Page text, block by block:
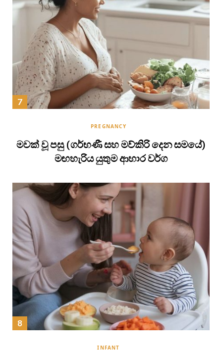
PREGNANCY
මවක් වූ පසු (ගර්භණී සහ මව්කිරි දෙන සමයේ)
මඟහැරිය යුතුම ආහාර වර්ග
INFANT